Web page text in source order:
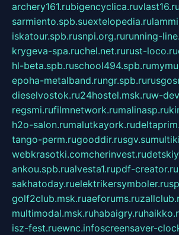
archery161.rubigencyclica.ruvlast16.ru
sarmiento.spb.suextelopedia.ru
iskatour.spb.rusnpi.org.rurunning-
krygeva-spa.ruchel.net.rurust-loco.ru
hl-beta.spb.ruschool494.spb.ru
epoha-metalband.rungr.spb.ru
dieselvostok.ru24hostel.msk.ruw-
regsmi.rufilmnetwork.rumalinasp.ru
h2o-salon.rumalutkayork.ru
tango-perm.rugooddir.rusgv.su
webkrasotki.comcherinvest.ru
ankou.spb.rualvesta1.rupdf-creator.ru
sakhatoday.ruelektrikersymboler.ru
golf2club.msk.ruaeforums.ru
multimodal.msk.ruhabaigry.ru
isz-fest.ruewnc.infoscreensaver-